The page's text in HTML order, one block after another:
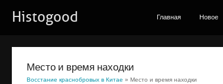
Histogood Главная Новое
Место и время находки
Восстание краснобровых в Китае » Место и время находки